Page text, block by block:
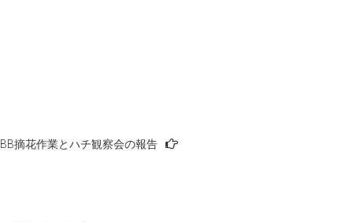
BB摘花作業とハチ観察会の報告